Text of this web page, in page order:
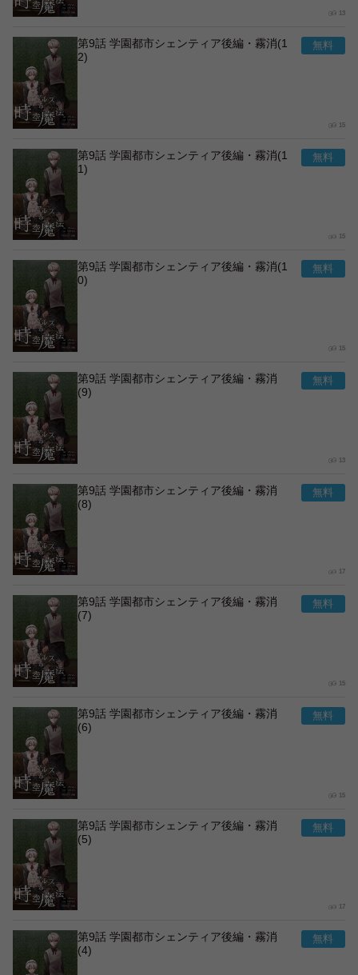
13
第9話 学園都市シェンティア後編・霧消(1
2)
15
第9話 学園都市シェンティア後編・霧消(1
1)
15
第9話 学園都市シェンティア後編・霧消(1
0)
15
第9話 学園都市シェンティア後編・霧消
(9)
13
第9話 学園都市シェンティア後編・霧消
(8)
17
第9話 学園都市シェンティア後編・霧消
(7)
15
第9話 学園都市シェンティア後編・霧消
(6)
15
第9話 学園都市シェンティア後編・霧消
(5)
17
第9話 学園都市シェンティア後編・霧消
(4)